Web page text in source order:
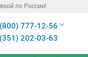
по России!
777-12-56
202-03-63